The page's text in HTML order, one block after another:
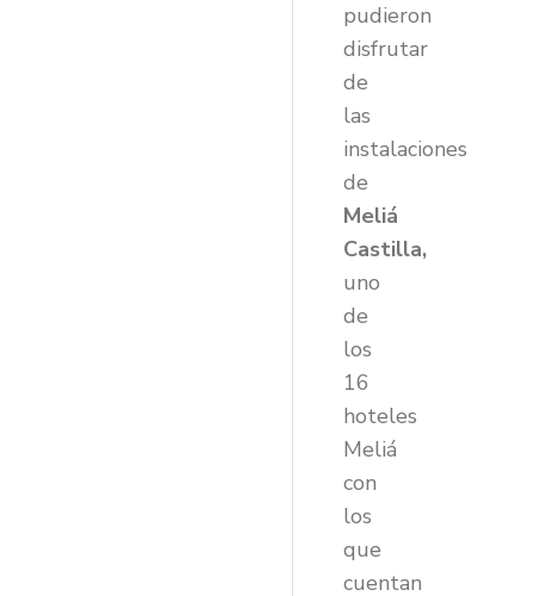
pudieron
disfrutar
de
las
instalaciones
de
Meliá
Castilla,
uno
de
los
16
hoteles
Meliá
con
los
que
cuentan